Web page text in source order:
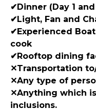
✔Dinner (Day 1 and
✔Light, Fan and
✔Experienced
cook
✔Rooftop dining
✕Transportation
✕Any type of
✕Anything which
inclusions.